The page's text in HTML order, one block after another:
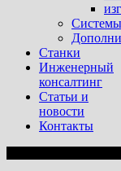
Станки
Инженерный
консалтинг
Статьи и
новости
Контакты